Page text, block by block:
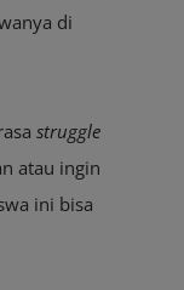
di
struggle
atau ingin
ini bisa